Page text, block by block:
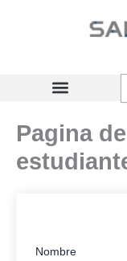
Pagina
Nombre